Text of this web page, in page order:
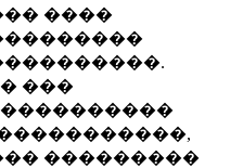
����
���
���������